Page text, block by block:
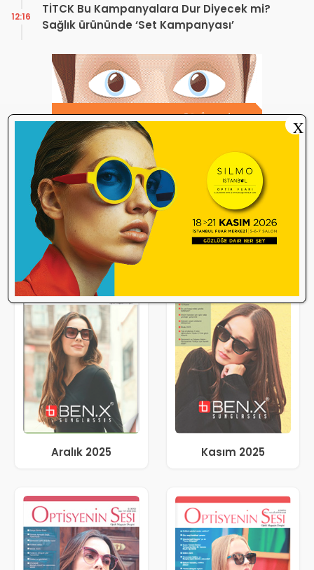
TİTCK Bu Kampanyalara Dur Diyecek mi?
Sağlık ürününde ‘Set Kampanyası’
12:16
Aralık 2025 Kasım 2025
X